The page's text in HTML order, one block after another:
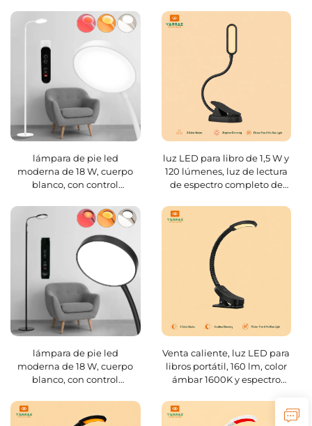
1600K, luz para leer en la
cama o en el dormitorio
regulable, ideal para regalo
y mercado minorista
lámpara de pie led
moderna de 18 W, cuerpo
blanco, con control
cambio de color, para sala
de estar
luz LED para libro de 1,5 W y
120 lúmenes, luz de lectura
de espectro completo de
1600K, cuerpo negro
lámpara de pie led
moderna de 18 W, cuerpo
blanco, con control
cambio de color, para sala
de estar
Venta caliente, luz LED para
libros portátil, 160 lm, color
ámbar 1600K y espectro
parpadeo, cuerpo blanco